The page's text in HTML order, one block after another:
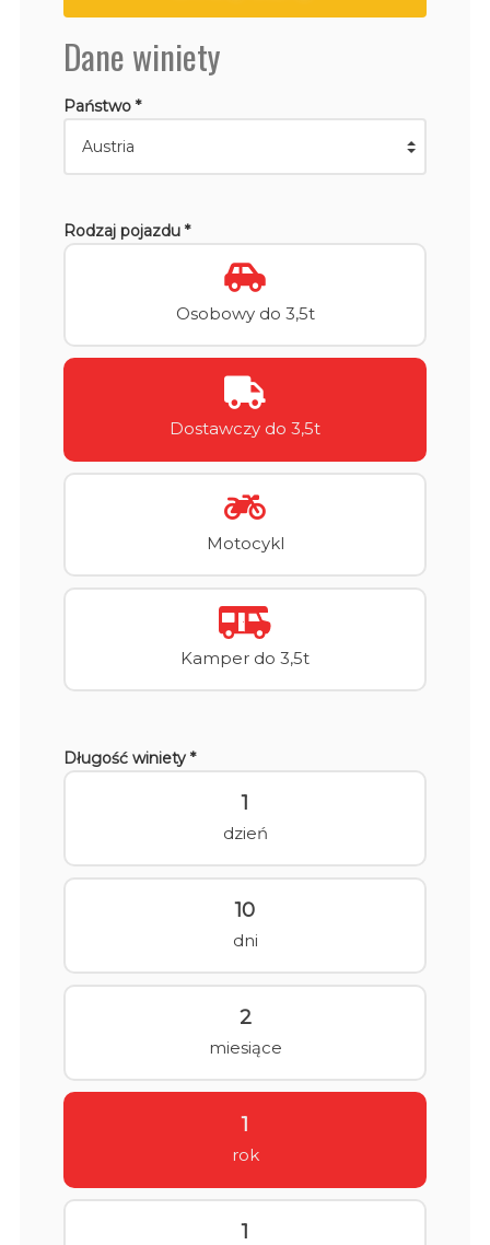
Dane winiety
Państwo *
Rodzaj pojazdu *
Osobowy do 3,5t
Dostawczy do 3,5t
Motocykl
Kamper do 3,5t
Długość winiety *
1
dzień
10
dni
2
miesiące
1
rok
1